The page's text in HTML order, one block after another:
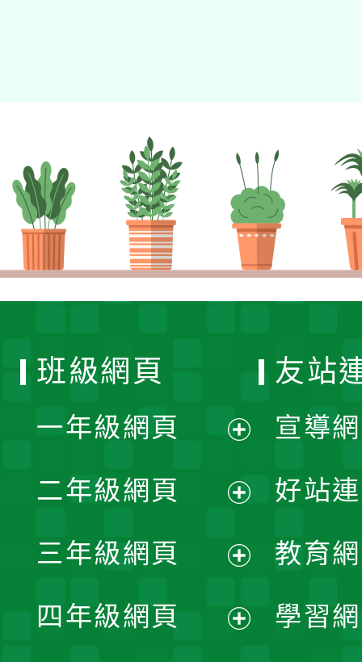
班級網頁
一年級網頁
開
選
單
二年級網頁
開
選
三年級網頁
開
四年級網頁
友站
宣導
好站
教育
學習